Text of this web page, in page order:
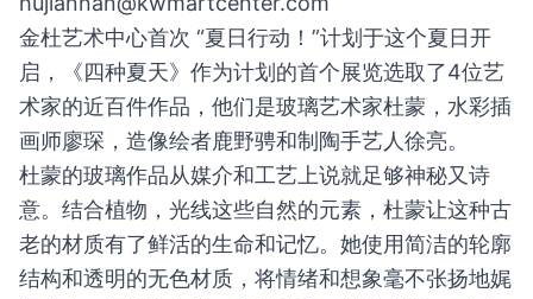
金杜艺术中心首次 “夏日行动！”计划于这个夏日开
启，《四种夏天》作为计划的首个展览选取了4位艺
术家的近百件作品，他们是玻璃艺术家杜蒙，水彩插
画师廖琛，造像绘者鹿野骋和制陶手艺人徐亮。
杜蒙的玻璃作品从媒介和工艺上说就足够神秘又诗
意。结合植物，光线这些自然的元素，杜蒙让这种古
老的材质有了鲜活的生命和记忆。她使用简洁的轮廓
结构和透明的无色材质，将情绪和想象毫不张扬地娓